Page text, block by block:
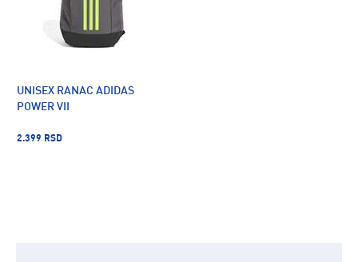
UNISEX RANAC ADIDAS
POWER VII
2.399 RSD